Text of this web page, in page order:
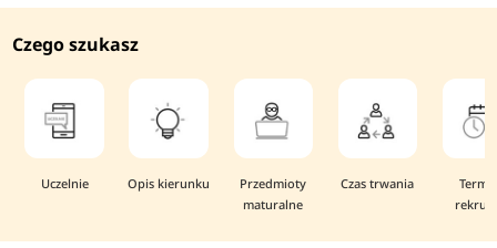
Czego szukasz
Uczelnie Opis kierunku
Przedmioty
maturalne
Czas trwania